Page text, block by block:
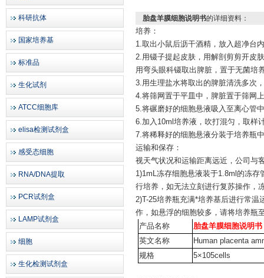
科研抗体
国家培养基
标准品
生化试剂
ATCC细胞库
elisa检测试剂盒
感受态细胞
RNA/DNA提取
PCR试剂盒
LAMP试剂盒
细胞
生化检测试剂盒
胎盘羊膜细胞说明书的详细资料：
培养：
1.取出小鼠后沥干酒精，放入超净台
2.用镊子提起皮肤，用解剖剪剪开皮
用弯头眼科镊取出脾脏，置于无菌培
3.用生理盐水将取出的脾脏清洗多次
4.将筛网置于平皿中，脾脏置于筛网
5.将碾磨好的细胞悬液吸入至离心管
6.加入10ml培养液，吹打混匀，取样
7.将稀释好的细胞悬液分装于培养瓶
运输和保存：
视天气状况和运输距离远近，公司与
1)1mL冻存细胞悬液装于1.8ml的冻
行培养，如无法立刻进行复苏操作，
2)T-25培养瓶充满*培养基后进行常
作，如悬浮的细胞较多，请将培养瓶
产品名称
胎盘羊膜细胞说明书
英文名称
Human placenta
规格
5×105cells